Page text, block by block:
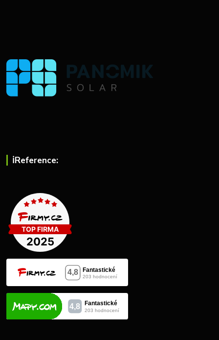
ℹ︎Reference: